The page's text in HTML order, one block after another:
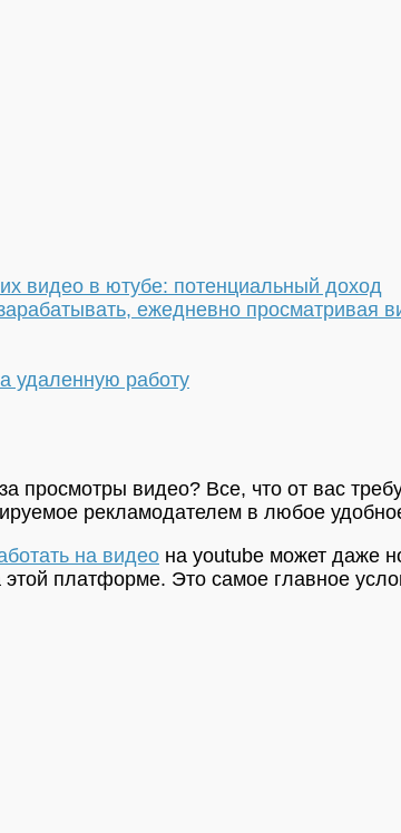
видео в ютубе: потенциальный доход
ежедневно просматривая
удаленную работу
просмотры видео? Все, что от вас
рекламодателем в любое
на видео на youtube может даже
этой платформе. Это самое главное